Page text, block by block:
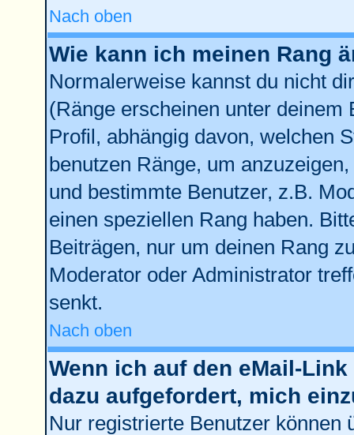
Nach oben
Wie kann ich meinen Rang
Normalerweise kannst du nicht
(Ränge erscheinen unter deinem
Profil, abhängig davon, welchen
benutzen Ränge, um
und bestimmte Benutzer, z.B.
einen speziellen Rang haben.
Beiträgen, nur um deinen Rang
Moderator oder Administrator
senkt.
Nach oben
Wenn ich auf den eMail-
dazu aufgefordert, mich
Nur registrierte Benutzer können